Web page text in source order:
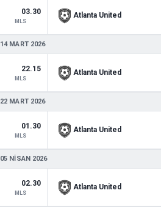
03.30
MLS
Atlanta United
14 MART 2026
22.15
MLS
Atlanta United
22 MART 2026
01.30
MLS
Atlanta United
05 NISAN 2026
02.30
MLS
Atlanta United